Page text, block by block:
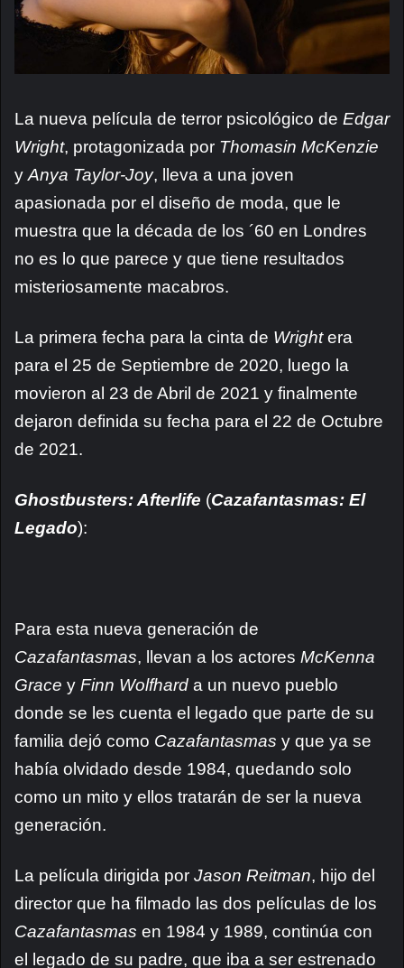
La nueva película de terror psicológico de Edgar
Wright, protagonizada por Thomasin McKenzie
y Anya Taylor-Joy, lleva a una joven
apasionada por el diseño de moda, que le
muestra que la década de los ´60 en Londres
no es lo que parece y que tiene resultados
misteriosamente macabros.
La primera fecha para la cinta de Wrightera
para el 25 de Septiembre de 2020, luego la
movieron al 23 de Abril de 2021 y finalmente
dejaron definida su fecha para el 22 de Octubre
de 2021.
Ghostbusters: Afterlife (Cazafantasmas: El
Legado):
Para esta nueva generación de
Cazafantasmas, llevan a los actores McKenna
Grace y Finn Wolfhard a un nuevo pueblo
donde se les cuenta el legado que parte de su
familia dejó como Cazafantasmas y que ya se
había olvidado desde 1984, quedando solo
como un mito y ellos tratarán de ser la nueva
generación.
La película dirigida por Jason Reitman, hijo del
director que ha filmado las dos películas de los
Cazafantasmas en 1984 y 1989, continúa con
el legado de su padre, que iba a ser estrenado